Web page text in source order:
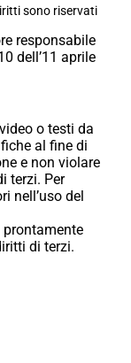
sono riservati
responsabile
dell’11 aprile
o testi da
al fine di
e non violare
terzi. Per
nell’uso del
di terzi.